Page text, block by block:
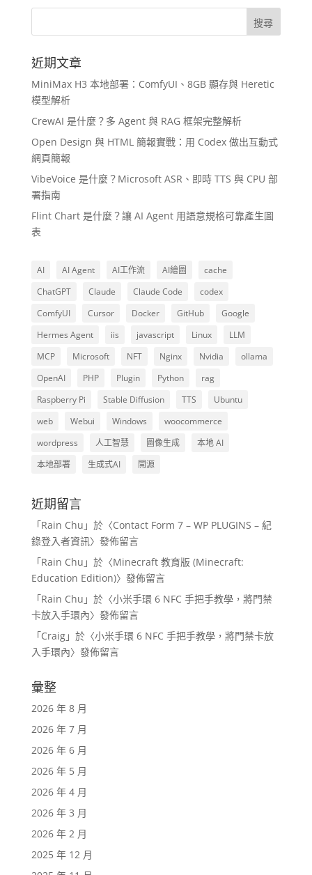
近期文章
MiniMax H3 本地部署：ComfyUI、8GB 顯存與 Heretic
模型解析
CrewAI 是什麼？多 Agent 與 RAG 框架完整解析
Open Design 與 HTML 簡報實戰：用 Codex 做出互動式
網頁簡報
VibeVoice 是什麼？Microsoft ASR、即時 TTS 與 CPU 部
署指南
Flint Chart 是什麼？讓 AI Agent 用語意規格可靠產生圖
表
AI AI Agent AI工作流 AI繪圖
cache
ChatGPT
Claude Claude Code
codex
ComfyUI
Cursor Docker GitHub
Google
Hermes Agent
iis javascript Linux
LLM
MCP
Microsoft NFT Nginx Nvidia
ollama
OpenAI
PHP Plugin Python
rag
Raspberry Pi
Stable Diffusion TTS
Ubuntu
web
Webui Windows
woocommerce
wordpress
人工智慧 圖像生成
本地 AI
本地部署
生成式AI 開源
近期留言
「Rain Chu 」於〈Contact Form 7 – WP PLUGINS – 紀
錄登入者資訊〉發佈留言
「Rain Chu 」於〈Minecraft 教育版 (Minecraft:
Education Edition)〉發佈留言
「Rain Chu 」於〈小米手環 6 NFC 手把手教學，將門禁
卡放入手環內〉發佈留言
「Craig」於〈小米手環 6 NFC 手把手教學，將門禁卡放
入手環內〉發佈留言
彙整
2026 年 8 月
2026 年 7 月
2026 年 6 月
2026 年 5 月
2026 年 4 月
2026 年 3 月
2026 年 2 月
2025 年 12 月